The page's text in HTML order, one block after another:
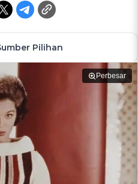
Pilihan
Perbesar